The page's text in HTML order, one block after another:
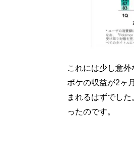
これには少し意
ポケの収益が2ヶ
まれるはずでし
ったのです。